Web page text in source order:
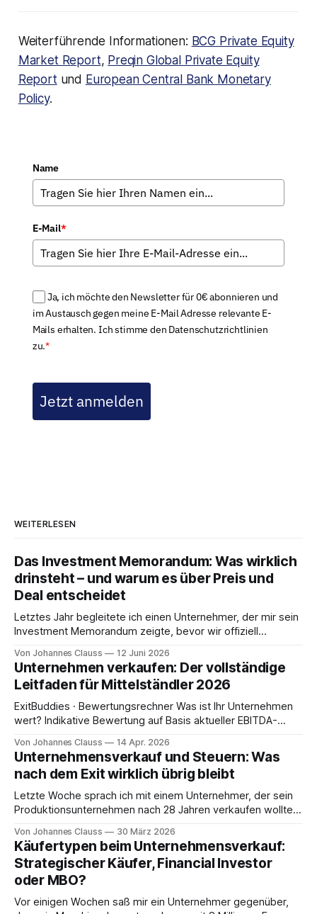
Weiterführende Informationen: BCG Private Equity
Market Report, Preqin Global Private Equity
Reportund European Central Bank Monetary
Policy.
Name
E-Mail*
Ja, ich möchte den Newsletter für 0€ abonnieren und
im Austausch gegen meine E-Mail Adresse relevante E-
Mails erhalten. Ich stimme den Datenschutzrichtlinien
zu.*
Jetzt anmelden
WEITERLESEN
Das Investment Memorandum: Was wirklich
drinsteht – und warum es über Preis und
Deal entscheidet
Letztes Jahr begleitete ich einen Unternehmer, der mir sein
Investment Memorandum zeigte, bevor wir offiziell
erstellt. 48 Seiten, ordentlich formatiert, mit einem
Deckblatt in CI-Farben und einem Executive Summary. Ich
habe es gelesen. Dann habe ich dem Unternehmer gesagt:
„Dieses Dokument wird Ihnen
Von Johannes Clauss 12 Juni 2026
Unternehmen verkaufen: Der vollständige
Leitfaden für Mittelständler 2026
ExitBuddies · Bewertungsrechner Was ist Ihr Unternehmen
wert? Indikative Bewertung auf Basis aktueller EBITDA-
oder Rechtsberatung. Stand Q1 / 2026 Branche Software /
SaaS IT-Services / Tech Healthcare / Medizintechnik
Beratende Dienstleistung Maschinenbau / Industrie Chemie /
Kunststoffe Transport / Logistik Nahrungs- / Genussmittel
Handel / E-Commerce Bau / Handwerk Medien
Von Johannes Clauss 14 Apr. 2026
Unternehmensverkauf und Steuern: Was
nach dem Exit wirklich übrig bleibt
Letzte Woche sprach ich mit einem Unternehmer, der sein
Produktionsunternehmen nach 28 Jahren verkaufen wollte.
monatelang verhandelt, sich über jeden Zehntausender
gefreut und das Ergebnis als großen Erfolg gewertet. Dann
kam sein Steuerberater. Nach dem ersten Gespräch über
die steuerliche
Von Johannes Clauss 30 März 2026
Käufertypen beim Unternehmensverkauf:
Strategischer Käufer, Financial Investor
oder MBO?
Vor einigen Wochen saß mir ein Unternehmer gegenüber,